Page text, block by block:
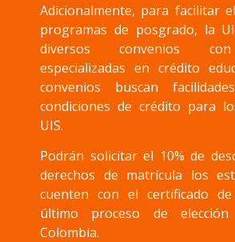
Adicionalmente, para facilitar
programas de posgrado, la
diversos convenios
especializadas en crédito
convenios buscan
condiciones de crédito para
UIS.
Podrán solicitar el 10% de
derechos de matrícula los
cuenten con el certificado
último proceso de
Colombia.